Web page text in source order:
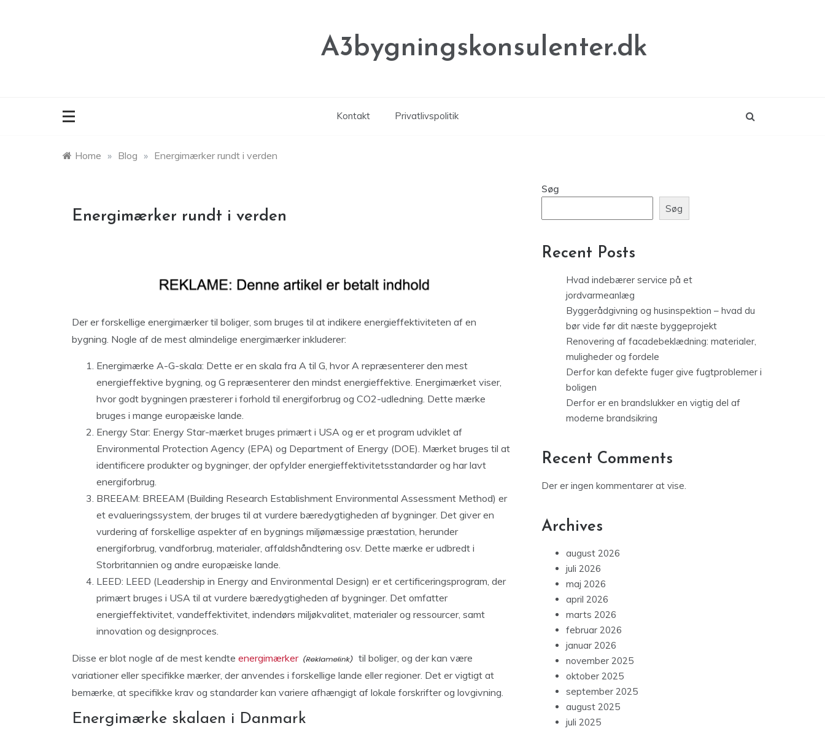
A3bygningskonsulenter.dk
Kontakt Privatlivspolitik
Home » Blog » Energimærker rundt i verden
Energimærker rundt i verden
Der er forskellige energimærker til boliger, som bruges til at indikere energieffektiviteten af en
bygning. Nogle af de mest almindelige energimærker inkluderer:
Energimærke A-G-skala: Dette er en skala fra A til G, hvor A repræsenterer den mest
energieffektive bygning, og G repræsenterer den mindst energieffektive. Energimærket viser,
hvor godt bygningen præsterer i forhold til energiforbrug og CO2-udledning. Dette mærke
bruges i mange europæiske lande.
Energy Star: Energy Star-mærket bruges primært i USA og er et program udviklet af
Environmental Protection Agency (EPA) og Department of Energy (DOE). Mærket bruges til at
identificere produkter og bygninger, der opfylder energieffektivitetsstandarder og har lavt
energiforbrug.
BREEAM: BREEAM (Building Research Establishment Environmental Assessment Method) er
et evalueringssystem, der bruges til at vurdere bæredygtigheden af bygninger. Det giver en
vurdering af forskellige aspekter af en bygnings miljømæssige præstation, herunder
energiforbrug, vandforbrug, materialer, affaldshåndtering osv. Dette mærke er udbredt i
Storbritannien og andre europæiske lande.
LEED: LEED (Leadership in Energy and Environmental Design) er et certificeringsprogram, der
primært bruges i USA til at vurdere bæredygtigheden af bygninger. Det omfatter
energieffektivitet, vandeffektivitet, indendørs miljøkvalitet, materialer og ressourcer, samt
innovation og designproces.
Disse er blot nogle af de mest kendte energimærker
til boliger, og der kan være
variationer eller specifikke mærker, der anvendes i forskellige lande eller regioner. Det er vigtigt at
bemærke, at specifikke krav og standarder kan variere afhængigt af lokale forskrifter og lovgivning.
Energimærke skalaen i Danmark
Søg
Søg
Recent Posts
Hvad indebærer service på et
jordvarmeanlæg
Byggerådgivning og husinspektion – hvad du
bør vide før dit næste byggeprojekt
Renovering af facadebeklædning: materialer,
muligheder og fordele
Derfor kan defekte fuger give fugtproblemer i
boligen
Derfor er en brandslukker en vigtig del af
moderne brandsikring
Recent Comments
Der er ingen kommentarer at vise.
Archives
august 2026
juli 2026
maj 2026
april 2026
marts 2026
februar 2026
januar 2026
november 2025
oktober 2025
september 2025
august 2025
juli 2025